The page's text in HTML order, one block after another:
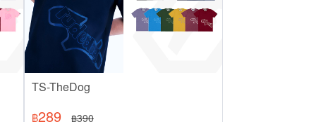
TS-TheDog
฿289 ฿390